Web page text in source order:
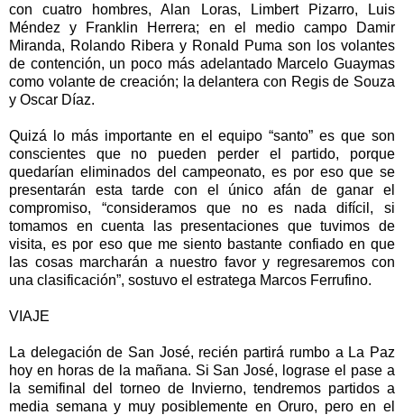
con cuatro hombres, Alan Loras, Limbert Pizarro, Luis
Méndez y Franklin Herrera; en el medio campo Damir
Miranda, Rolando Ribera y Ronald Puma son los volantes
de contención, un poco más adelantado Marcelo Guaymas
como volante de creación; la delantera con Regis de Souza
y Oscar Díaz.
Quizá lo más importante en el equipo “santo” es que son
conscientes que no pueden perder el partido, porque
quedarían eliminados del campeonato, es por eso que se
presentarán esta tarde con el único afán de ganar el
compromiso, “consideramos que no es nada difícil, si
tomamos en cuenta las presentaciones que tuvimos de
visita, es por eso que me siento bastante confiado en que
las cosas marcharán a nuestro favor y regresaremos con
una clasificación”, sostuvo el estratega Marcos Ferrufino.
VIAJE
La delegación de San José, recién partirá rumbo a La Paz
hoy en horas de la mañana. Si San José, lograse el pase a
la semifinal del torneo de Invierno, tendremos partidos a
media semana y muy posiblemente en Oruro, pero en el